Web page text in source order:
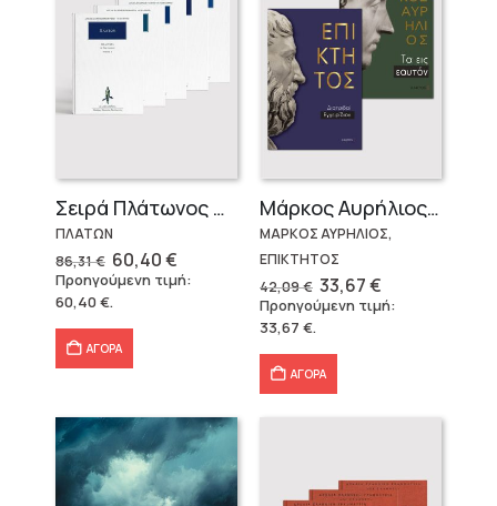
Σειρά Πλάτωνος Πολιτεία
ΠΛΑΤΩΝ
86,31€ Original
price
was:
86,31 €.
60,40€Η
τρέχουσα
τιμή
Προηγούμενη τιμή:
60,40€.
ΑΓΟΡΑ
Μάρκος Αυρήλιος & Επίκτητος (Επίτομα)
ΜΑΡΚΟΣ ΑΥΡΗΛΙΟΣ,
ΕΠΙΚΤΗΤΟΣ
42,09€ Original
price
was:
33,67€Η
τρέχουσα
τιμή
Προηγούμενη τιμή:
33,67 €.
ΑΓΟΡΑ